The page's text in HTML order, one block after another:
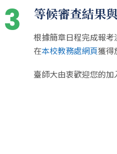
3 等候審查結果
根據簡章日程完成報
在本校教務處網頁獲得
臺師大由衷歡迎您的加